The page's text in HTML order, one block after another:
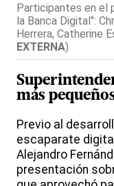
Participantes en el
la Banca Digital":
Herrera, Catherine
EXTERNA)
más
Previo al
escaparate
Alejandro
presentación